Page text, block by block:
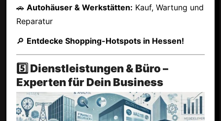
🚗 Autohäuser & Werkstätten: Kauf, Wartung und
Reparatur
🔎 Entdecke Shopping-Hotspots in Hessen!
5️⃣ Dienstleistungen & Büro –
Experten für Dein Business